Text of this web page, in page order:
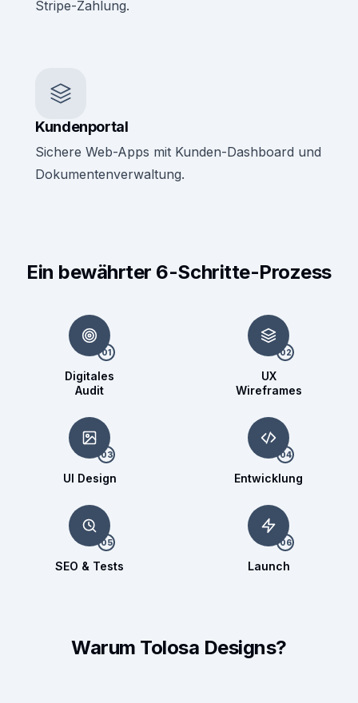
Stripe-Zahlung.
Kundenportal
Sichere Web-Apps mit Kunden-Dashboard und
Dokumentenverwaltung.
Ein bewährter 6-Schritte-Prozess
01
Digitales
Audit
02
UX
Wireframes
03
UI Design
04
Entwicklung
05
SEO & Tests
06
Launch
Warum Tolosa Designs?